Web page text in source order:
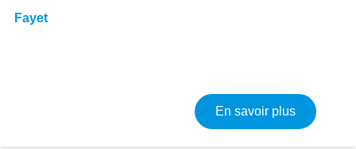
Fayet
En savoir plussur Bilan